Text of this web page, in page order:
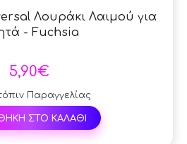
Λουράκι Λαιμού για
- Fuchsia
5,90€
Παραγγελίας
ΣΤΟ ΚΑΛΑΘΙ